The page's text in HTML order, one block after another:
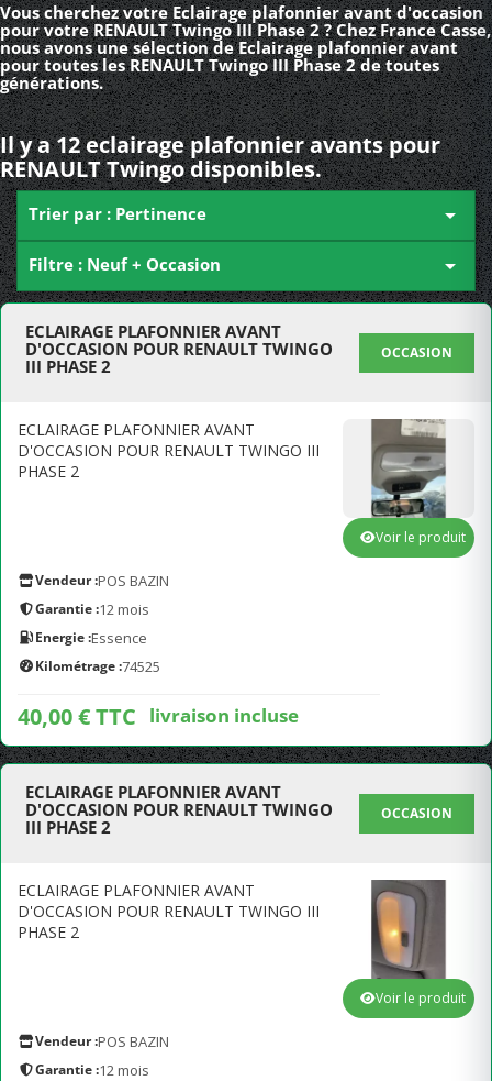
Vous cherchez votre Eclairage plafonnier avant d'occasion
pour votre RENAULT Twingo III Phase 2 ? Chez France Casse,
nous avons une sélection de Eclairage plafonnier avant
pour toutes les RENAULT Twingo III Phase 2 de toutes
générations.
Il y a 12 eclairage plafonnier avants pour
RENAULT Twingo disponibles.
Trier par : Pertinence 
Filtre : Neuf + Occasion 
ECLAIRAGE PLAFONNIER AVANT
D'OCCASION POUR RENAULT TWINGO
III PHASE 2
OCCASION
ECLAIRAGE PLAFONNIER AVANT
D'OCCASION POUR RENAULT TWINGO III
PHASE 2
Vendeur :POS BAZIN
Garantie :12 mois
Energie :Essence
Kilométrage :74525
40,00 € TTC livraison incluse
Voir le produit
ECLAIRAGE PLAFONNIER AVANT
D'OCCASION POUR RENAULT TWINGO
III PHASE 2
OCCASION
ECLAIRAGE PLAFONNIER AVANT
D'OCCASION POUR RENAULT TWINGO III
PHASE 2
Vendeur :POS BAZIN
Garantie :12 mois
Voir le produit